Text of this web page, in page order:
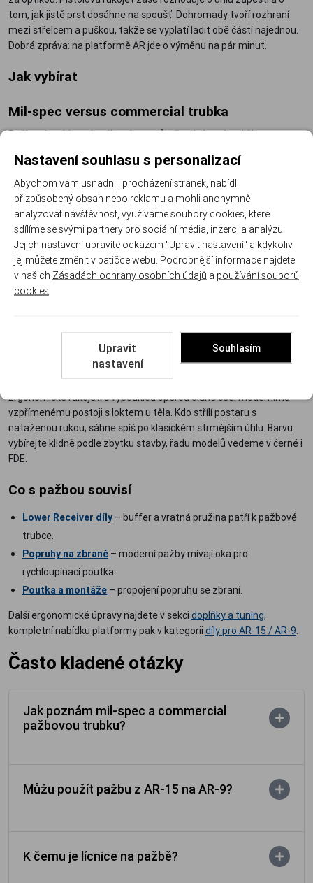
tom, jak jistě prst dosáhne na spoušť. Dohromady tvoří rozhraní
mezi střelcem a puškou, takže se vyplatí ladit obě části najednou.
Dobrá zpráva: na platformě AR jde o výměnu na pár minut.
Jak vybírat
Mil-spec versus commercial trubka
Pažbové trubky existují ve dvou průměrech, které se liší jen o
UTG OPS Ready v commercial provedení, na mil-spec trubce klape
a naopak nejde nasadit. Před objednávkou trubku změřte nebo
zkontrolujte značení spodního pouzdra.
Teleskopická pažba a lícnice
Nastavení délky– teleskop přizpůsobí zbraň vrstvám oblečení i
různým střelcům.
Lícnice
rovnou s bufferem H2, ušetříte jedno rozhodování.
Rukojeť a úhel
Ergonomické rukojeti s vypouklou opěrou dlaně sedí modernímu
vzpřímenému postoji s loktem u těla. Kdo střílí postaru s
nataženou rukou, sáhne spíš po klasickém strmějším úhlu. Barvu
vybírejte klidně podle zbytku stavby, řadu modelů vedeme v černé i
FDE.
Co s pažbou souvisí
Lower Receiver díly – buffer a vratná pružina patří k pažbové
trubce.
Popruhy na zbraně – moderní pažby mívají oka pro
rychloupínací poutka.
Poutka a montáže – propojení popruhu se zbraní.
Další ergonomické úpravy najdete v sekci doplňky a tuning,
kompletní nabídku platformy pak v kategorii díly pro AR-15 / AR-9.
Často kladené otázky
Jak poznám mil-spec a commercial
pažbovou trubku?
Můžu použít pažbu z AR-15 na AR-9?
K čemu je lícnice na pažbě?
Nastavení souhlasu s personalizací
Abychom vám usnadnili procházení stránek, nabídli
přizpůsobený obsah nebo reklamu a mohli anonymně
analyzovat návštěvnost, využíváme soubory cookies, které
sdílíme se svými partnery pro sociální média, inzerci a analýzu.
Jejich nastavení upravíte odkazem "Upravit nastavení" a kdykoliv
jej můžete změnit v patičce webu. Podrobnější informace najdete
v našich Zásadách ochrany osobních údajů a používání souborů
cookies
Upravit
nastavení
Souhlasím